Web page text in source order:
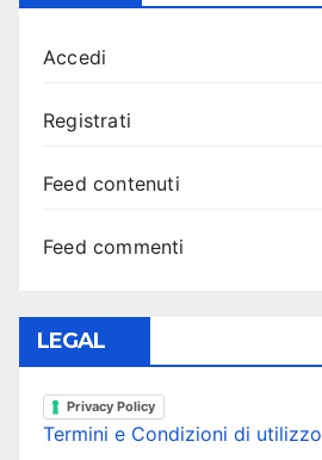
Accedi
Registrati
Feed contenuti
Feed commenti
LEGAL
Privacy Policy
Termini e Condizioni di utilizzo